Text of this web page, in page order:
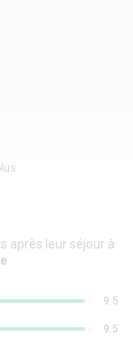
après leur séjour à
9.5
9.5